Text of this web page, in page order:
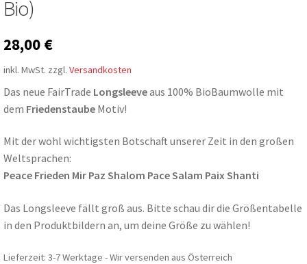
Bio)
28,00 €
inkl. MwSt. zzgl. Versandkosten
Das neue FairTrade Longsleeveaus 100% BioBaumwolle mit
dem Friedenstaube Motiv!
Mit der wohl wichtigsten Botschaft unserer Zeit in den großen
Weltsprachen:
Peace Frieden Mir Paz Shalom Pace Salam Paix Shanti
Das Longsleeve fällt groß aus. Bitte schau dir die Größentabelle
in den Produktbildern an, um deine Größe zu wählen!
Lieferzeit: 3-7 Werktage - Wir versenden aus Österreich